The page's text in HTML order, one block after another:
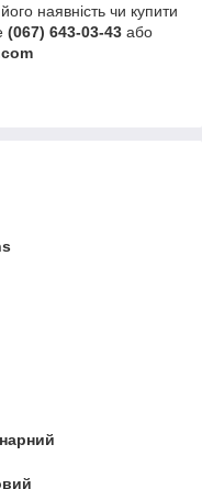
наявність чи купити
(067) 643-03-43 або